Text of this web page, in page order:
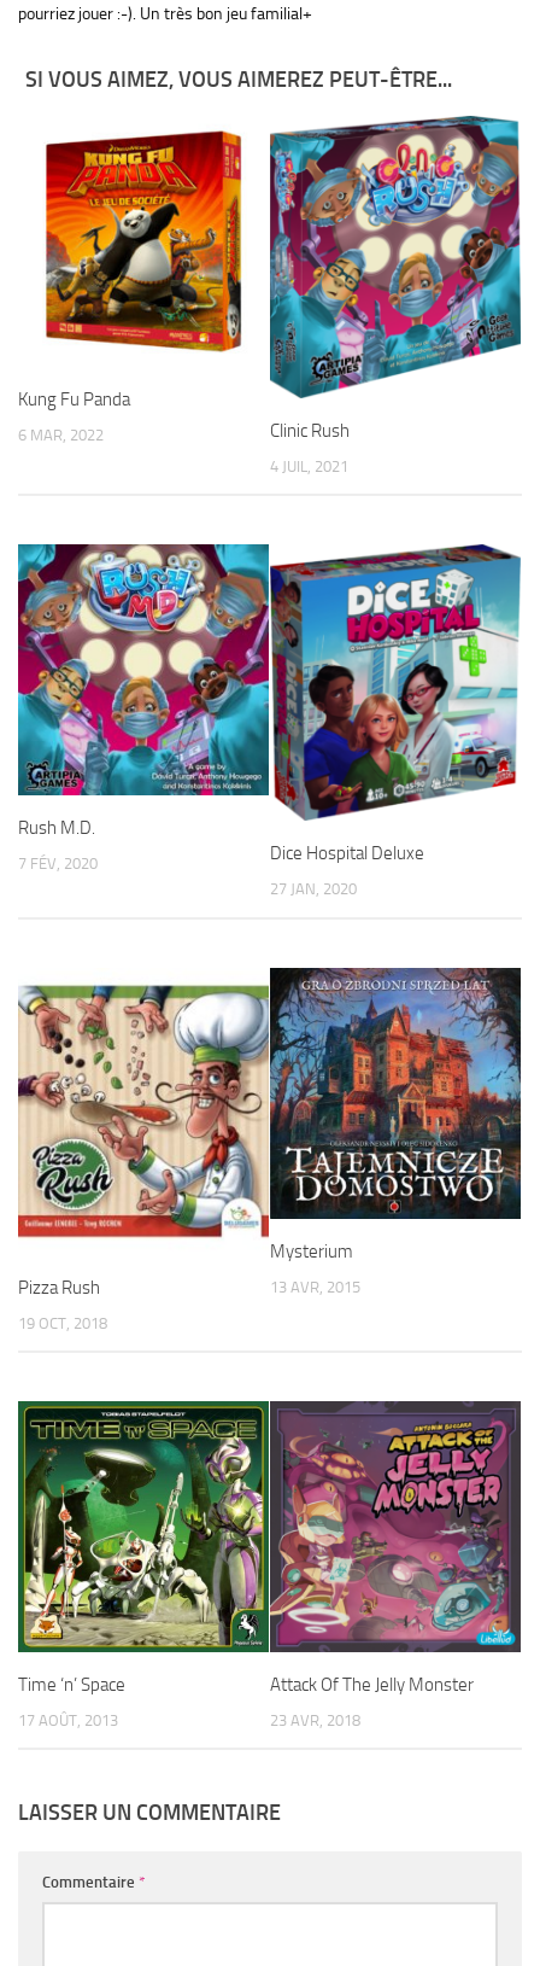
pourriez jouer :-). Un très bon jeu familial+
SI VOUS AIMEZ, VOUS AIMEREZ PEUT-ÊTRE...
Kung Fu Panda
6 MAR, 2022 Clinic Rush
4 JUIL, 2021
Rush M.D.
7 FÉV, 2020 Dice Hospital Deluxe
27 JAN, 2020
Pizza Rush
19 OCT, 2018
Mysterium
13 AVR, 2015
Time ‘n’ Space
17 AOÛT, 2013
Attack Of The Jelly Monster
23 AVR, 2018
LAISSER UN COMMENTAIRE
Commentaire *